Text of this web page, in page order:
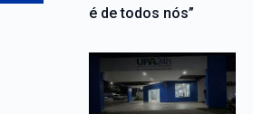
é de todos nós”